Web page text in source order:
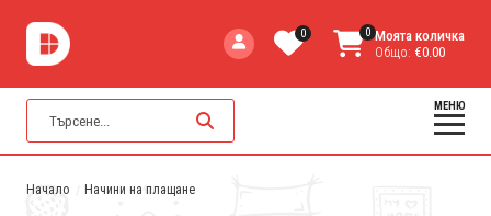
0 0 Моята количка
Общо: €0.00
МЕНЮ
Начало Начини на плащане